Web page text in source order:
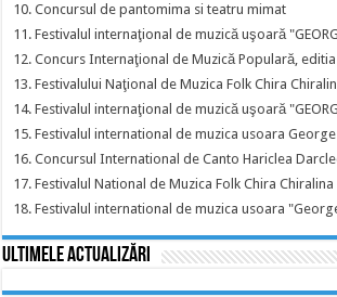
10. Concursul de pantomima si teatru mimat
11. Festivalul internaţional de muzică uşoară
12. Concurs Internaţional de Muzică Populară,
13. Festivalului Naţional de Muzica Folk Chira
14. Festivalul internaţional de muzică uşoară
15. Festivalul international de muzica usoara
16. Concursul International de Canto Hariclea
17. Festivalul National de Muzica Folk Chira Chiralina
18. Festivalul international de muzica usoara
Ultimele actualizări